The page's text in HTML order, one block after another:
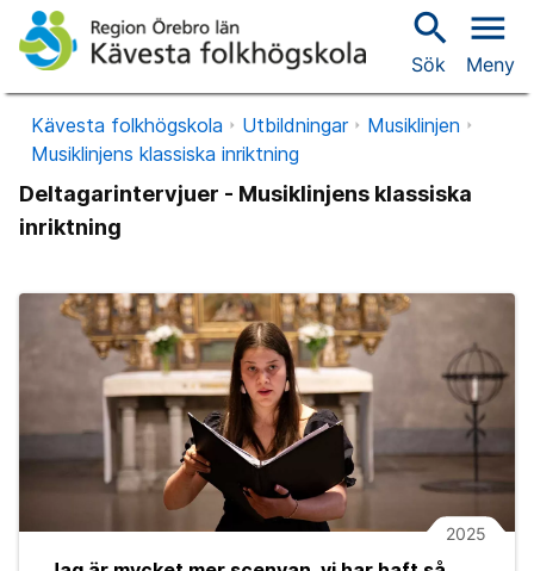
search
Sök
menu
Meny
Kävesta folkhögskola Utbildningar
Musiklinjen
Musiklinjens klassiska inriktning
Deltagarintervjuer - Musiklinjens klassiska
inriktning
2025